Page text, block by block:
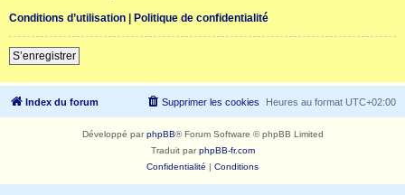
Conditions d’utilisation | Politique de confidentialité
S’enregistrer
Index du forum Heures au format UTC+02:00
Supprimer les cookies
Développé parphpBB® Forum Software © phpBB Limited
Traduit parphpBB-fr.com
Confidentialité | Conditions